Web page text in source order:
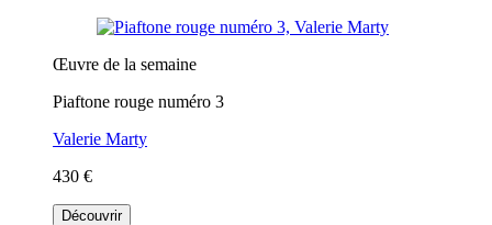
Œuvre de la semaine
Piaftone rouge numéro 3
Valerie Marty
430 €
Découvrir